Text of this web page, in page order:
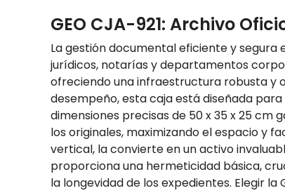
GEO CJA-921: Archivo
La gestión documental eficiente y
jurídicos, notarías y departamentos
ofreciendo una infraestructura robusta y
desempeño, esta caja está diseñada
dimensiones precisas de 50 x 35 x 25
los originales, maximizando el espacio y
vertical, la convierte en un activo
proporciona una hermeticidad básica,
la longevidad de los expedientes. Elegir